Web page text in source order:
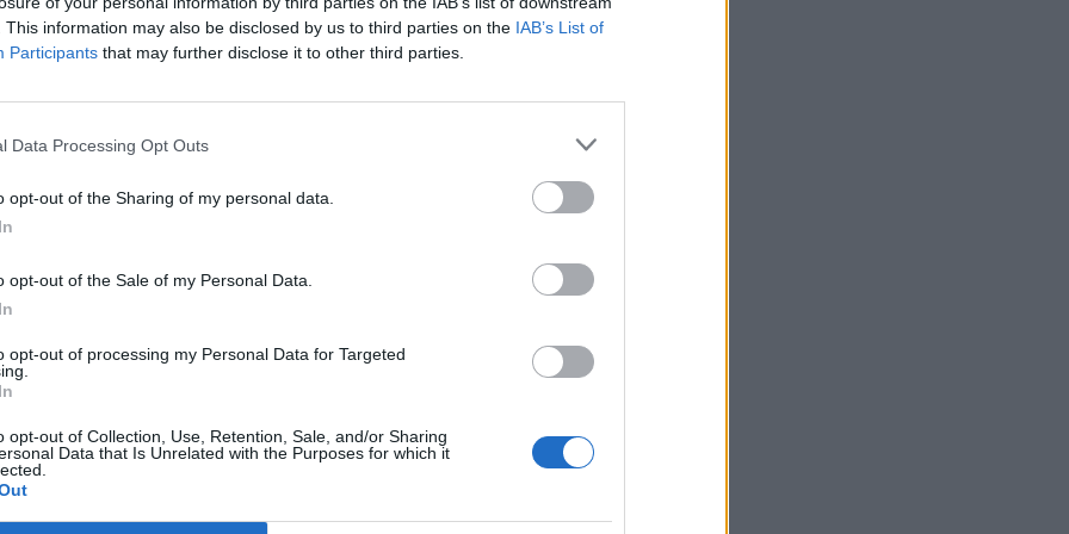
This information may also be disclosed by us to third parties on the IAB’s List of
Participants that may further disclose it to other third parties.
Data Processing Opt Outs
opt-out of the Sharing of my personal data.
opt-out of the Sale of my Personal Data.
opt-out of processing my Personal Data for Targeted
opt-out of Collection, Use, Retention, Sale, and/or Sharing
Data that Is Unrelated with the Purposes for which it
Day 2026Október 21-én jön a Portfolio Investment Day 2026, ahol a piac vezető
évek nyertesei, mire számíthatunk a részvény-, kötvény-, nyersanyag- és
érdemes portfóliót építeni egy gyorsan változó...
portfolio.hu hírarchívumához tartozik, melynek olvasása előfizetéses
cikkarchívum
elmúlt 2 év napon belüli
Előfizetés